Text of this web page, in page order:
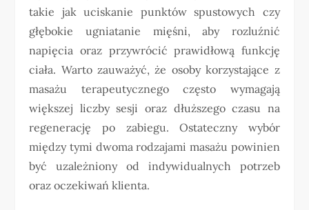
takie jak uciskanie punktów spustowych czy
głębokie ugniatanie mięśni, aby rozluźnić
napięcia oraz przywrócić prawidłową funkcję
ciała. Warto zauważyć, że osoby korzystające z
masażu terapeutycznego często wymagają
większej liczby sesji oraz dłuższego czasu na
regenerację po zabiegu. Ostateczny wybór
między tymi dwoma rodzajami masażu powinien
być uzależniony od indywidualnych potrzeb
oraz oczekiwań klienta.